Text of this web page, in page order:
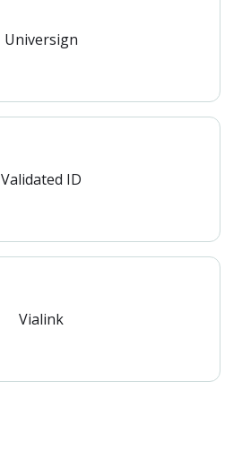
Universign
Validated ID
Vialink